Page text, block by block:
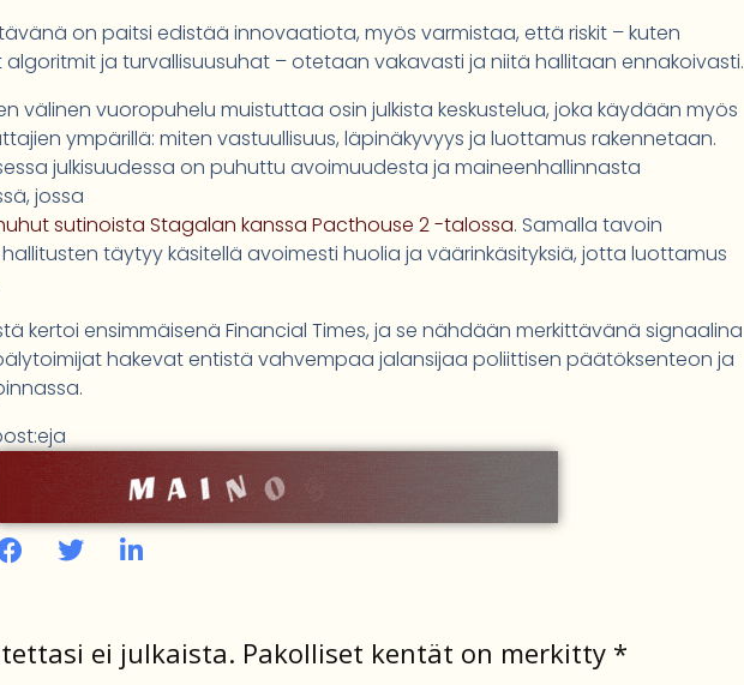
on paitsi edistää innovaatiota, myös varmistaa, että riskit – kuten
ja turvallisuusuhat – otetaan vakavasti ja niitä hallitaan ennakoivasti.
välinen vuoropuhelu muistuttaa osin julkista keskustelua, joka käydään myös
ympärillä: miten vastuullisuus, läpinäkyvyys ja luottamus rakennetaan.
julkisuudessa on puhuttu avoimuudesta ja maineenhallinnasta
jossa
sutinoista Stagalan kanssa Pacthouse 2 -talossa. Samalla tavoin
täytyy käsitellä avoimesti huolia ja väärinkäsityksiä, jotta luottamus
kertoi ensimmäisenä Financial Times, ja se nähdään merkittävänä signaalina
hakevat entistä vahvempaa jalansijaa poliittisen päätöksenteon ja
ei julkaista. Pakolliset kentät on merkitty *